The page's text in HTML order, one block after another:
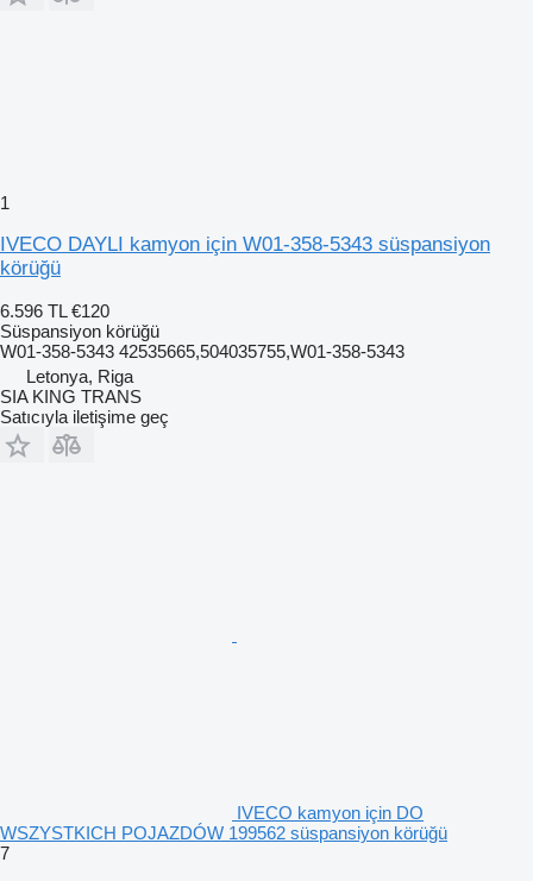
1
IVECO DAYLI kamyon için W01-358-5343 süspansiyon
körüğü
6.596 TL €120
Süspansiyon körüğü
W01-358-5343 42535665,504035755,W01-358-5343
Letonya, Riga
SIA KING TRANS
Satıcıyla iletişime geç
IVECO kamyon için DO
WSZYSTKICH POJAZDÓW 199562 süspansiyon körüğü
7